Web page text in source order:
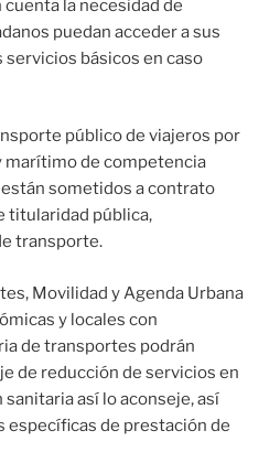
la necesidad de
puedan acceder a sus
básicos en caso
público de viajeros por
de competencia
sometidos a contrato
titularidad pública,
transporte.
Movilidad y Agenda Urbana
y locales con
de transportes podrán
de reducción de servicios en
así lo aconseje, así
específicas de prestación de